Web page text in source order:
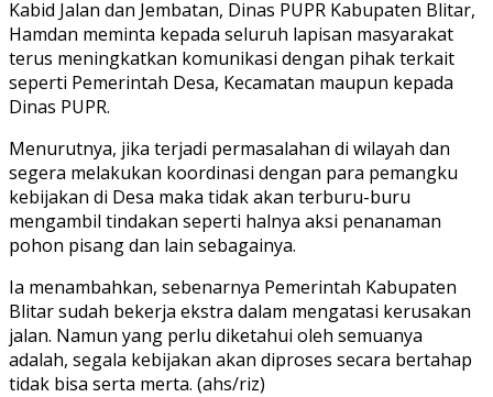
Kabid Jalan dan Jembatan, Dinas PUPR Kabupaten Blitar,
Hamdan meminta kepada seluruh lapisan masyarakat
terus meningkatkan komunikasi dengan pihak terkait
seperti Pemerintah Desa, Kecamatan maupun kepada
Dinas PUPR.
Menurutnya, jika terjadi permasalahan di wilayah dan
segera melakukan koordinasi dengan para pemangku
kebijakan di Desa maka tidak akan terburu-buru
mengambil tindakan seperti halnya aksi penanaman
pohon pisang dan lain sebagainya.
Ia menambahkan, sebenarnya Pemerintah Kabupaten
Blitar sudah bekerja ekstra dalam mengatasi kerusakan
jalan. Namun yang perlu diketahui oleh semuanya
adalah, segala kebijakan akan diproses secara bertahap
tidak bisa serta merta. (ahs/riz)